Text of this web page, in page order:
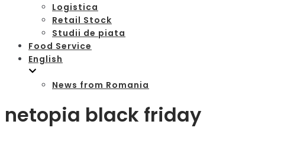
Logistica
Retail Stock
Studii de piata
Food Service
English
News from Romania
netopia black friday